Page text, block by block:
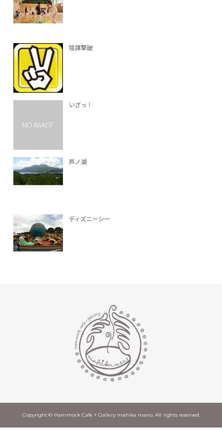
陰謀撃破
いざっ！
芦ノ湖
ディズニーシー
Copyright © Hammock Cafe + Gallery mahika mano. All rights reserved.